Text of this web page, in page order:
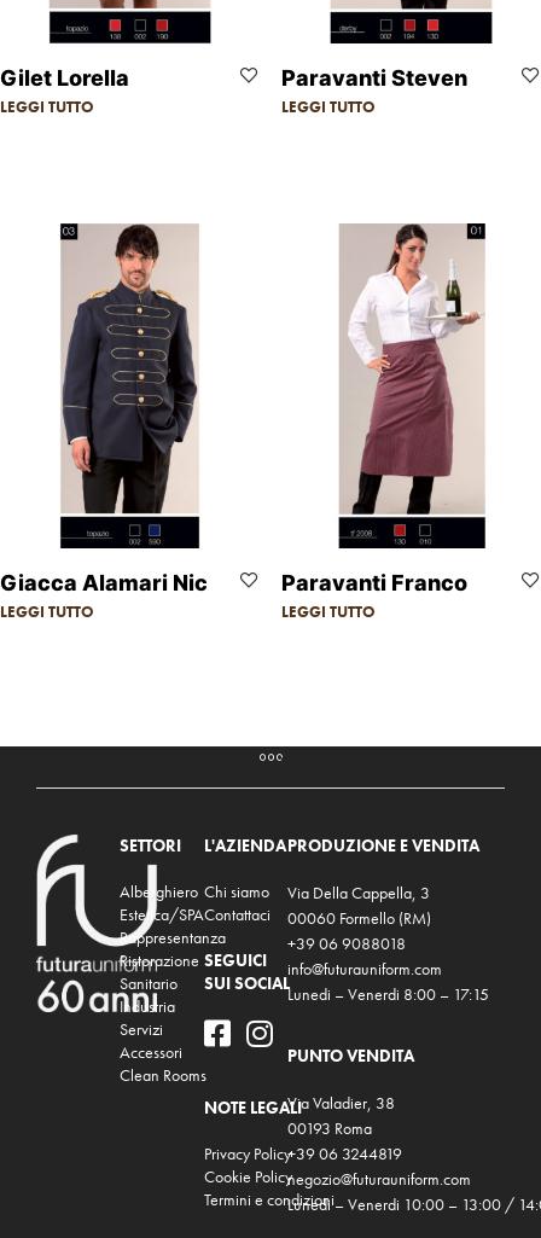
Gilet Lorella
LEGGI TUTTO
Paravanti Steven
LEGGI TUTTO
Giacca Alamari Nic
LEGGI TUTTO
Paravanti Franco
LEGGI TUTTO
SETTORI
Alberghiero
Estetica/SPA
Rappresentanza
Ristorazione
Sanitario
Industria
Servizi
Accessori
Clean Rooms
L'AZIENDA
Chi siamo
Contattaci
SEGUICI
SUI SOCIAL
NOTE LEGALI
Privacy Policy
Cookie Policy
Termini e condizioni
PRODUZIONE E VENDITA
Via Della Cappella, 3
00060 Formello (RM)
+39 06 9088018
info@futurauniform.com
Lunedi – Venerdi 8:00 – 17:15
PUNTO VENDITA
Via Valadier, 38
00193 Roma
+39 06 3244819
negozio@futurauniform.com
Lunedi – Venerdi 10:00 – 13:00 /